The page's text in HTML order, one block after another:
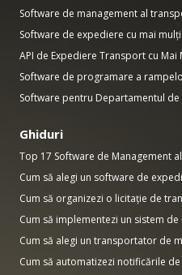
Software de management al
Software de expediere cu mai
API de Expediere Transport cu
Software de programare a
Software pentru Departamentul de
Ghiduri
Top 17 Software de Management
Cum să alegi un software de
Cum să organizezi o licitație de
Cum să implementezi un sistem
Cum să alegi un transportator de
Cum să automatizezi notificările